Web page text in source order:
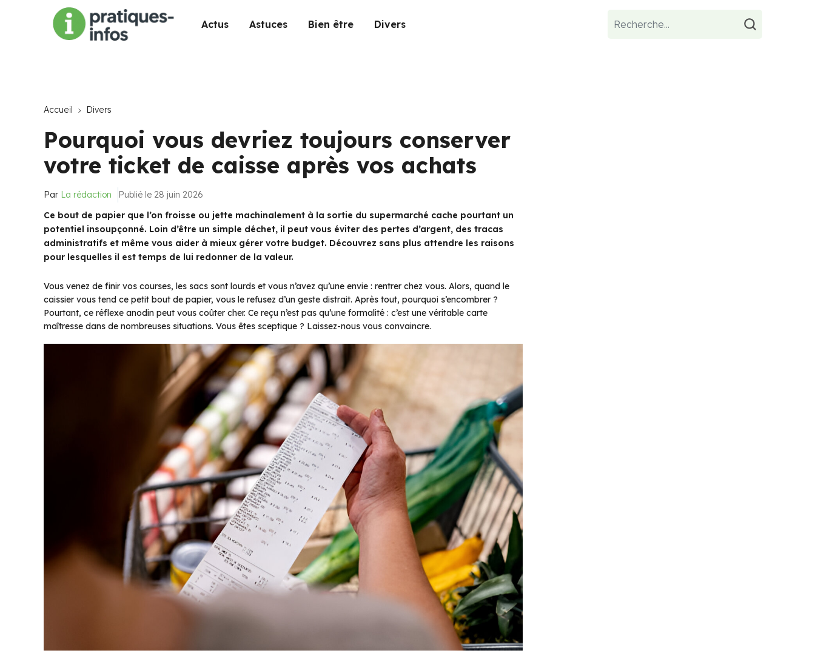
Actus Astuces Bien être Divers
Accueil Divers
Pourquoi vous devriez toujours conserver
votre ticket de caisse après vos achats
Par La rédaction
Publié le 28 juin 2026
Ce bout de papier que l’on froisse ou jette machinalement à la sortie du supermarché cache pourtant un
potentiel insoupçonné. Loin d’être un simple déchet, il peut vous éviter des pertes d’argent, des tracas
administratifs et même vous aider à mieux gérer votre budget. Découvrez sans plus attendre les raisons
pour lesquelles il est temps de lui redonner de la valeur.
Vous venez de finir vos courses, les sacs sont lourds et vous n’avez qu’une envie : rentrer chez vous. Alors, quand le
caissier vous tend ce petit bout de papier, vous le refusez d’un geste distrait. Après tout, pourquoi s’encombrer ?
Pourtant, ce réflexe anodin peut vous coûter cher. Ce reçu n’est pas qu’une formalité : c’est une véritable carte
maîtresse dans de nombreuses situations. Vous êtes sceptique ? Laissez-nous vous convaincre.